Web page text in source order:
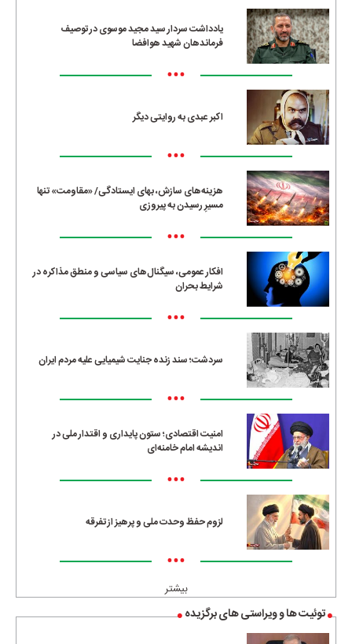
یادداشت سردار سید مجید موسوی در توصیف
فرماندهان شهید هوافضا
•••
اکبر عبدی به روایتی دیگر
•••
هزینه‌های سازش، بهای ایستادگی/ «مقاومت» تنها
مسیرِ رسیدن به پیروزی
•••
افکار عمومی، سیگنال‌های سیاسی و منطق مذاکره در
شرایط بحران
•••
سردشت؛ سند زنده جنایت شیمیایی علیه مردم ایران
•••
امنیت اقتصادی؛ ستون پایداری و اقتدار ملی در
اندیشه امام خامنه‌ای
•••
لزوم حفظ وحدت ملی و پرهیز از تفرقه
•••
بیشتر
توئیت ها و ویراستی های برگزیده